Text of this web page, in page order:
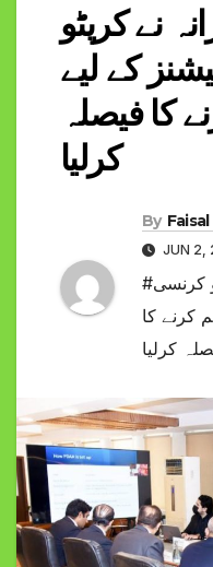
نے کرپٹو
کے لیے
کا فیصلہ
کرلیا
By
JUN 2,
#وزارت خزانہ نے کرپٹو کرنسی
کرنے کا
کرلیا